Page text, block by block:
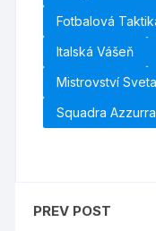
Fotbalová
Italská Vášeň
Mistrovství
Squadra Azzurra
PREV POST